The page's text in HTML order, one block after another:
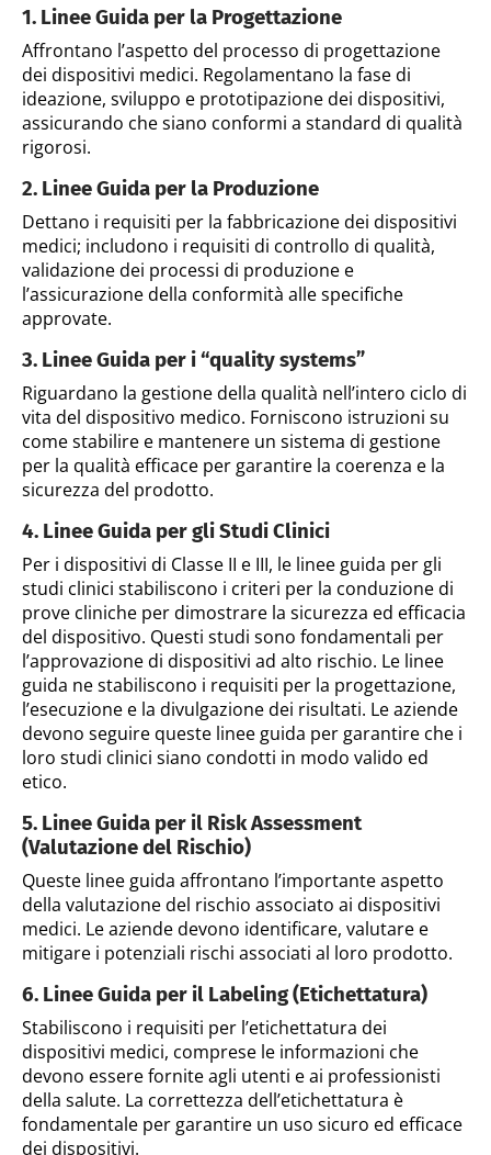
1. Linee Guida per la Progettazione
Affrontano l’aspetto del processo di progettazione
dei dispositivi medici. Regolamentano la fase di
ideazione, sviluppo e prototipazione dei dispositivi,
assicurando che siano conformi a standard di qualità
rigorosi.
2. Linee Guida per la Produzione
Dettano i requisiti per la fabbricazione dei dispositivi
medici; includono i requisiti di controllo di qualità,
validazione dei processi di produzione e
l’assicurazione della conformità alle specifiche
approvate.
3. Linee Guida per i “quality systems”
Riguardano la gestione della qualità nell’intero ciclo di
vita del dispositivo medico. Forniscono istruzioni su
come stabilire e mantenere un sistema di gestione
per la qualità efficace per garantire la coerenza e la
sicurezza del prodotto.
4. Linee Guida per gli Studi Clinici
Per i dispositivi di Classe II e III, le linee guida per gli
studi clinici stabiliscono i criteri per la conduzione di
prove cliniche per dimostrare la sicurezza ed efficacia
del dispositivo. Questi studi sono fondamentali per
l’approvazione di dispositivi ad alto rischio. Le linee
guida ne stabiliscono i requisiti per la progettazione,
l’esecuzione e la divulgazione dei risultati. Le aziende
devono seguire queste linee guida per garantire che i
loro studi clinici siano condotti in modo valido ed
etico.
5. Linee Guida per il Risk Assessment
(Valutazione del Rischio)
Queste linee guida affrontano l’importante aspetto
della valutazione del rischio associato ai dispositivi
medici. Le aziende devono identificare, valutare e
mitigare i potenziali rischi associati al loro prodotto.
6. Linee Guida per il Labeling (Etichettatura)
Stabiliscono i requisiti per l’etichettatura dei
dispositivi medici, comprese le informazioni che
devono essere fornite agli utenti e ai professionisti
della salute. La correttezza dell’etichettatura è
fondamentale per garantire un uso sicuro ed efficace
dei dispositivi.